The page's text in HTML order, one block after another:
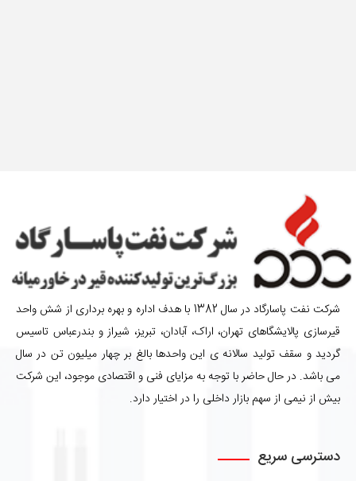
شرکت نفت پاسارگاد در سال 1382 با هدف اداره و بهره برداری از شش واحد
قیرسازی پالایشگاهای تهران، اراک، آبادان، تبریز، شیراز و بندرعباس تاسیس
گردید و سقف تولید سالانه ی این واحدها بالغ بر چهار میلیون تن در سال
می باشد. در حال حاضر با توجه به مزایای فنی و اقتصادی موجود، این شرکت
بیش از نیمی از سهم بازار داخلی را در اختیار دارد.
دسترسی سریع